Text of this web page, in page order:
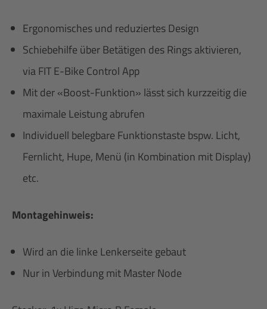
Ergonomisches und reduziertes Design
Schiebehilfe über Betätigen des Rings aktivieren,
via FIT E-Bike Control App
Mit der «Boost-Funktion» lässt sich kurzzeitig die
maximale Leistung abrufen
Individuell belegbare Funktionstaste bspw. Licht,
Fernlicht, Hupe, Menü (in Kombination mit Display)
etc.
Montagehinweis:
Wird an die linke Lenkerseite gebaut
Nur in Verbindung mit Master Node